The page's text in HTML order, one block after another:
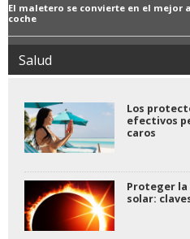
El maletero se convierte en el mejor
coche
Salud
Los
efectivos
caros
Proteger
solar: